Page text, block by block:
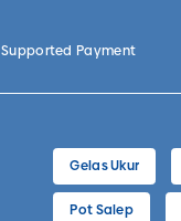
Supported Payment
Gelas Ukur
Pot Salep